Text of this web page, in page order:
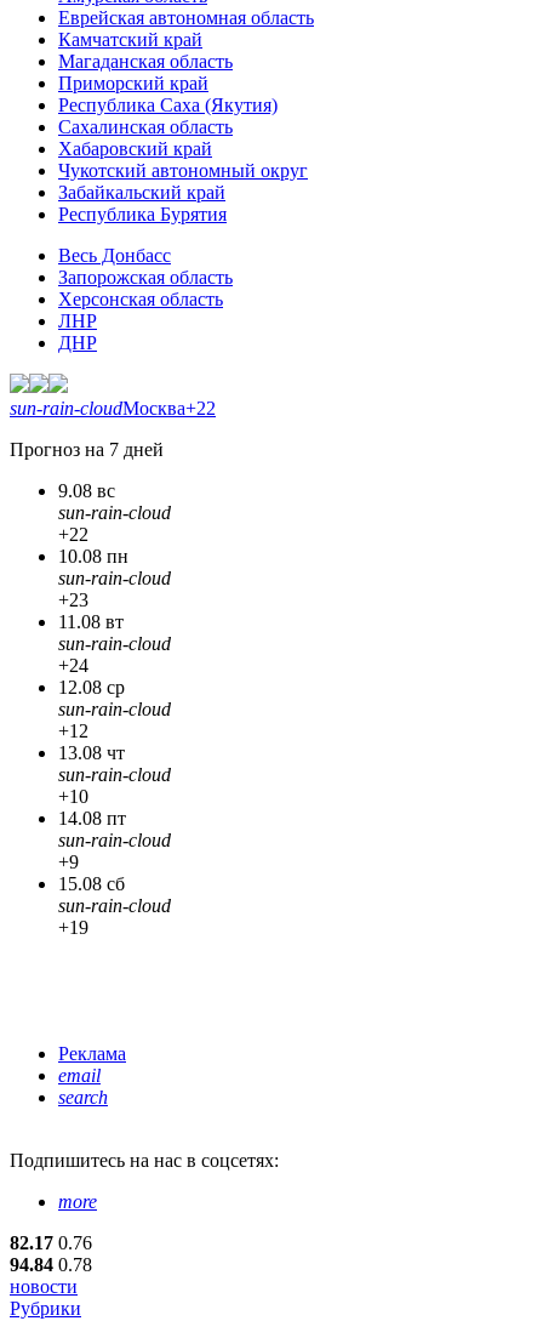
Еврейская автономная область
Камчатский край
Магаданская область
Приморский край
Республика Саха (Якутия)
Сахалинская область
Хабаровский край
Чукотский автономный округ
Забайкальский край
Республика Бурятия
Весь Донбасс
Запорожская область
Херсонская область
ЛНР
ДНР
sun-rain-cloudМосква+22
Прогноз на 7 дней
9.08 вс
sun-rain-cloud
+22
10.08 пн
sun-rain-cloud
+23
11.08 вт
sun-rain-cloud
+24
12.08 ср
sun-rain-cloud
+12
13.08 чт
sun-rain-cloud
+10
14.08 пт
sun-rain-cloud
+9
15.08 сб
sun-rain-cloud
+19
Реклама
email
search
Подпишитесь на нас в соцсетях:
more
82.17 0.76
94.84 0.78
новости
Рубрики